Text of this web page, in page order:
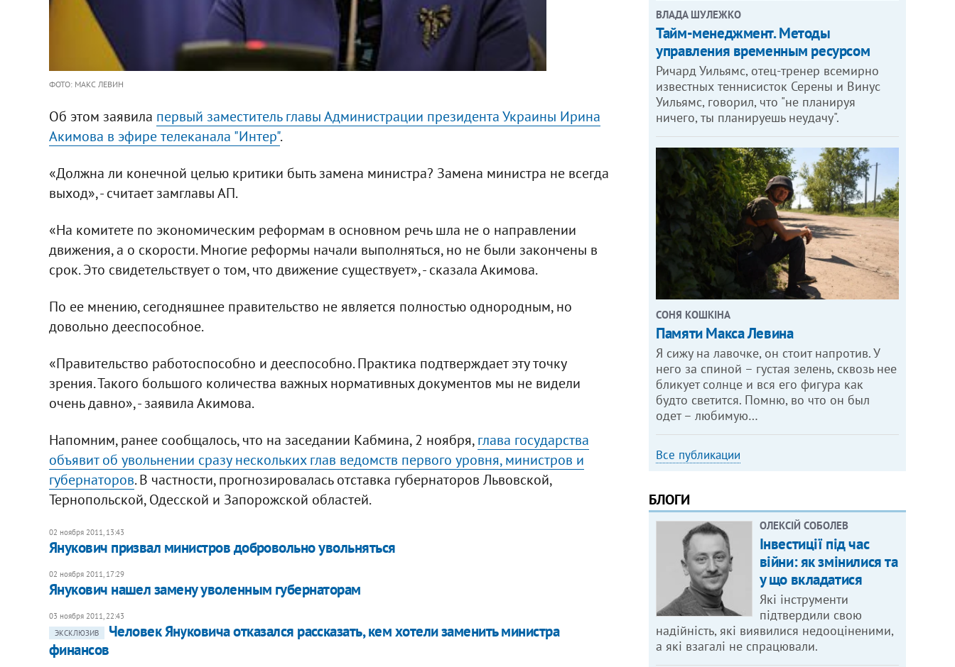
ФОТО: МАКС ЛЕВИН
Об этом заявила первый заместитель главы Администрации президента Украины Ирина
Акимова в эфире телеканала "Интер".
«Должна ли конечной целью критики быть замена министра? Замена министра не всегда
выход», - считает замглавы АП.
«На комитете по экономическим реформам в основном речь шла не о направлении
движения, а о скорости. Многие реформы начали выполняться, но не были закончены в
срок. Это свидетельствует о том, что движение существует», - сказала Акимова.
По ее мнению, сегодняшнее правительство не является полностью однородным, но
довольно дееспособное.
«Правительство работоспособно и дееспособно. Практика подтверждает эту точку
зрения. Такого большого количества важных нормативных документов мы не видели
очень давно», - заявила Акимова.
Напомним, ранее сообщалось, что на заседании Кабмина, 2 ноября,глава государства
объявит об увольнении сразу нескольких глав ведомств первого уровня, министров и
губернаторов. В частности, прогнозировалась отставка губернаторов Львовской,
Тернопольской, Одесской и Запорожской областей.
02 ноября 2011, 13:43
Янукович призвал министров добровольно увольняться
02 ноября 2011, 17:29
Янукович нашел замену уволенным губернаторам
03 ноября 2011, 22:43
ЭКСКЛЮЗИВ
Человек Януковича отказался рассказать, кем хотели заменить министра
финансов
ВЛАДА ШУЛЕЖКО
Тайм-менеджмент. Методы
управления временным ресурсом
Ричард Уильямс, отец-тренер всемирно
известных теннисисток Серены и Винус
Уильямс, говорил, что "не планируя
ничего, ты планируешь неудачу".
СОНЯ КОШКІНА
Памяти Макса Левина
Я сижу на лавочке, он стоит напротив. У
него за спиной – густая зелень, сквозь нее
бликует солнце и вся его фигура как
будто светится. Помню, во что он был
одет – любимую…
Все публикации
БЛОГИ
ОЛЕКСІЙ СОБОЛЕВ
Інвестиції під час
війни: як змінилися та
у що вкладатися
Які інструменти
підтвердили свою
надійність, які виявилися недооціненими,
а які взагалі не спрацювали.